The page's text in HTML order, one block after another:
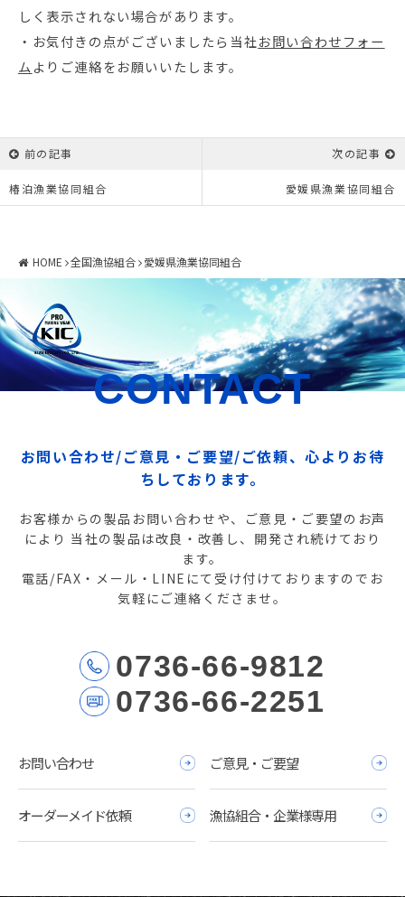
しく表示されない場合があります。
・お気付きの点がございましたら当社お問い合わせフォー
ムよりご連絡をお願いいたします。
前の記事
椿泊漁業協同組合
次の記事
愛媛県漁業協同組合
HOME 全国漁協組合 愛媛県漁業協同組合
CONTACT
お問い合わせ/ご意見・ご要望/ご依頼、心よりお待
ちしております。
お客様からの製品お問い合わせや、ご意見・ご要望のお声
により 当社の製品は改良・改善し、開発され続けており
ます。
電話/FAX・メール・LINEにて受け付けておりますのでお
気軽にご連絡くださませ。
0736-66-9812
0736-66-2251
お問い合わせ ご意見・ご要望
オーダーメイド依頼 漁協組合・企業様専用